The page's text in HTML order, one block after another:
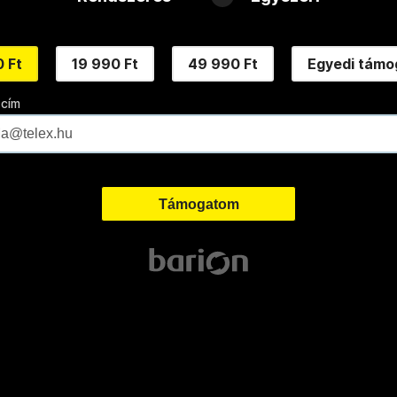
Ft 19 990 Ft 49 990 Ft Egyedi